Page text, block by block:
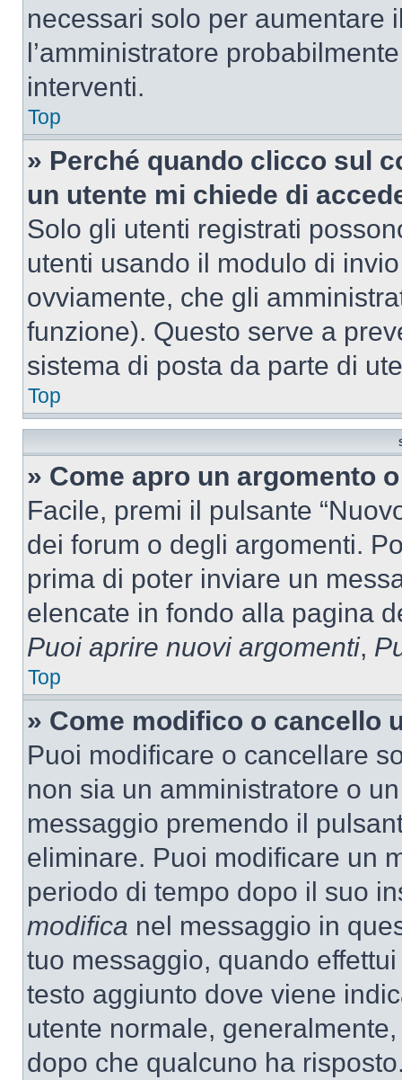
necessari solo per aumentare
l’amministratore
interventi.
Top
» Perché quando clicco sul
un utente mi chiede di
Solo gli utenti registrati
utenti usando il modulo di
ovviamente, che gli
funzione). Questo serve a
sistema di posta da parte di
Top
» Come apro un argomento
Facile, premi il pulsante
dei forum o degli argomenti.
prima di poter inviare un
elencate in fondo alla pagina
Puoi aprire nuovi argomenti,
Top
» Come modifico o cancello
Puoi modificare o cancellare
non sia un amministratore o
messaggio premendo il
eliminare. Puoi modificare un
periodo di tempo dopo il suo
modifica nel messaggio in
tuo messaggio, quando
testo aggiunto dove viene
utente normale,
dopo che qualcuno ha